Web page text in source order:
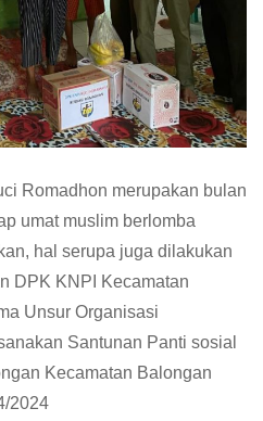
Romadhon merupakan bulan
umat muslim berlomba
hal serupa juga dilakukan
DPK KNPI Kecamatan
Unsur Organisasi
Santunan Panti sosial
Kecamatan Balongan
2024